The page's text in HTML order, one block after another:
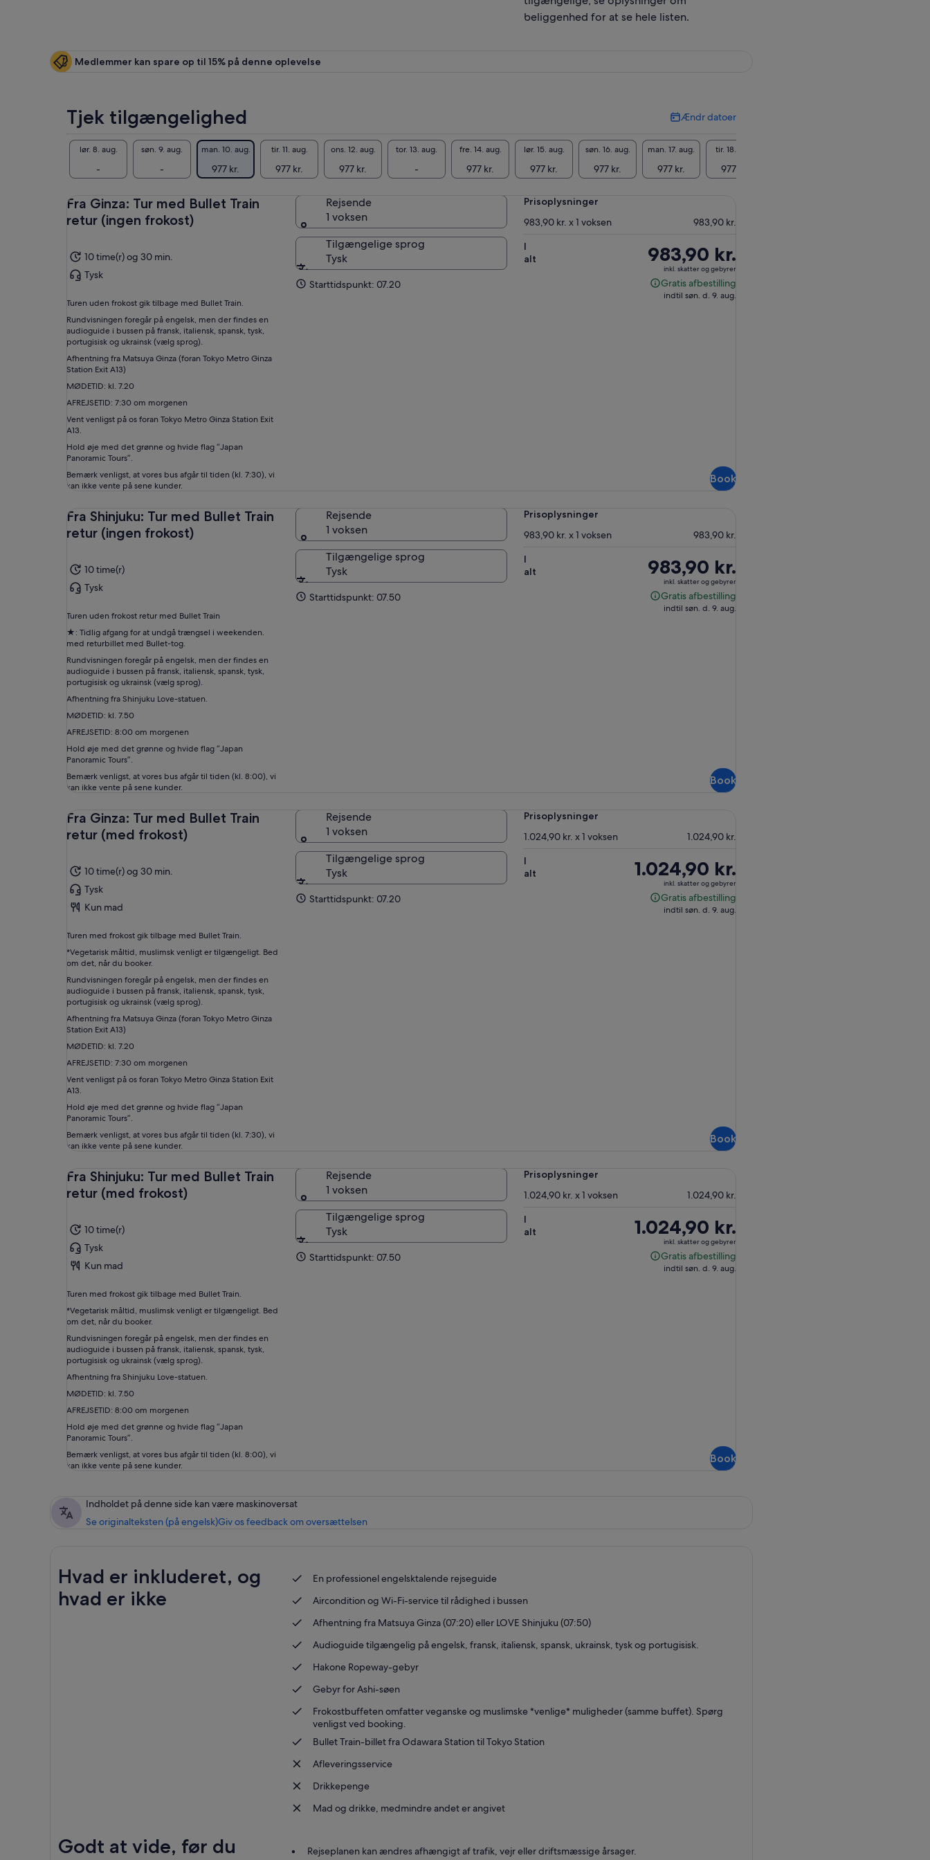
beliggenhed for at se hele listen.
Medlemmer kan spare op til 15% på denne oplevelse
Tjek tilgængelighed Ændr datoer
Ændr
lør. 8. aug.
-
søn. 9. aug.
-
man. 10. aug.
977 kr.
tir. 11. aug.
977 kr.
ons. 12. aug.
977 kr.
tor. 13. aug.
-
fre. 14. aug.
977 kr.
lør. 15. aug.
977 kr.
søn. 16. aug.
977 kr.
man. 17. aug.
977 kr.
tir. 18. aug.
977 kr.
Fra Ginza: Tur med Bullet Train
retur (ingen frokost)
10 time(r) og 30 min.
Tysk
Turen uden frokost gik tilbage med Bullet Train.
Rundvisningen foregår på engelsk, men der findes en
audioguide i bussen på fransk, italiensk, spansk, tysk,
portugisisk og ukrainsk (vælg sprog).
Afhentning fra Matsuya Ginza (foran Tokyo Metro Ginza
Station Exit A13)
MØDETID: kl. 7.20
AFREJSETID: 7:30 om morgenen
Vent venligst på os foran Tokyo Metro Ginza Station Exit
A13.
Hold øje med det grønne og hvide flag “Japan
Panoramic Tours”.
Bemærk venligst, at vores bus afgår til tiden (kl. 7:30), vi
kan ikke vente på sene kunder.
Rejsende
1 voksen
Tilgængelige sprog
Tysk
Starttidspunkt: 07.20
Prisoplysninger
983,90 kr. x 1 voksen
983,90 kr.
I
alt
Prisen
er
983,90 kr.
983,90 kr.
inkl. skatter og gebyrer
Gratis afbestilling
Gratis
indtil søn. d. 9. aug.
Book
Fra Shinjuku: Tur med Bullet Train
retur (ingen frokost)
10 time(r)
Tysk
Turen uden frokost retur med Bullet Train
★: Tidlig afgang for at undgå trængsel i weekenden.
med returbillet med Bullet-tog.
Rundvisningen foregår på engelsk, men der findes en
audioguide i bussen på fransk, italiensk, spansk, tysk,
portugisisk og ukrainsk (vælg sprog).
Afhentning fra Shinjuku Love-statuen.
MØDETID: kl. 7.50
AFREJSETID: 8:00 om morgenen
Hold øje med det grønne og hvide flag “Japan
Panoramic Tours”.
Bemærk venligst, at vores bus afgår til tiden (kl. 8:00), vi
kan ikke vente på sene kunder.
Rejsende
1 voksen
Tilgængelige sprog
Tysk
Starttidspunkt: 07.50
Prisoplysninger
983,90 kr. x 1 voksen
983,90 kr.
I
alt
Prisen
er
983,90 kr.
983,90 kr.
inkl. skatter og gebyrer
Gratis afbestilling
Gratis
indtil søn. d. 9. aug.
Book
Fra Ginza: Tur med Bullet Train
retur (med frokost)
10 time(r) og 30 min.
Tysk
Kun mad
Turen med frokost gik tilbage med Bullet Train.
*Vegetarisk måltid, muslimsk venligt er tilgængeligt. Bed
om det, når du booker.
Rundvisningen foregår på engelsk, men der findes en
audioguide i bussen på fransk, italiensk, spansk, tysk,
portugisisk og ukrainsk (vælg sprog).
Afhentning fra Matsuya Ginza (foran Tokyo Metro Ginza
Station Exit A13)
MØDETID: kl. 7.20
AFREJSETID: 7:30 om morgenen
Vent venligst på os foran Tokyo Metro Ginza Station Exit
A13.
Hold øje med det grønne og hvide flag “Japan
Panoramic Tours”.
Bemærk venligst, at vores bus afgår til tiden (kl. 7:30), vi
kan ikke vente på sene kunder.
Rejsende
1 voksen
Tilgængelige sprog
Tysk
Starttidspunkt: 07.20
Prisoplysninger
1.024,90 kr. x 1 voksen
1.024,90 kr.
I
alt
Prisen
er
1.024,90 kr.
1.024,90 kr.
inkl. skatter og gebyrer
Gratis afbestilling
Gratis
indtil søn. d. 9. aug.
Book
Fra Shinjuku: Tur med Bullet Train
retur (med frokost)
10 time(r)
Tysk
Kun mad
Turen med frokost gik tilbage med Bullet Train.
*Vegetarisk måltid, muslimsk venligt er tilgængeligt. Bed
om det, når du booker.
Rundvisningen foregår på engelsk, men der findes en
audioguide i bussen på fransk, italiensk, spansk, tysk,
portugisisk og ukrainsk (vælg sprog).
Afhentning fra Shinjuku Love-statuen.
MØDETID: kl. 7.50
AFREJSETID: 8:00 om morgenen
Hold øje med det grønne og hvide flag “Japan
Panoramic Tours”.
Bemærk venligst, at vores bus afgår til tiden (kl. 8:00), vi
kan ikke vente på sene kunder.
Rejsende
1 voksen
Tilgængelige sprog
Tysk
Starttidspunkt: 07.50
Prisoplysninger
1.024,90 kr. x 1 voksen
1.024,90 kr.
I
alt
Prisen
er
1.024,90 kr.
1.024,90 kr.
inkl. skatter og gebyrer
Gratis afbestilling
Gratis
indtil søn. d. 9. aug.
Book
Indholdet på denne side kan være maskinoversat
Se originalteksten (på engelsk)Giv os feedback om oversættelsenÅbner
Hvad er inkluderet, og
hvad er ikke
En professionel engelsktalende rejseguide
Aircondition og Wi-Fi-service til rådighed i bussen
Afhentning fra Matsuya Ginza (07:20) eller LOVE Shinjuku (07:50)
Audioguide tilgængelig på engelsk, fransk, italiensk, spansk, ukrainsk, tysk og portugisisk.
Hakone Ropeway-gebyr
Gebyr for Ashi-søen
Frokostbuffeten omfatter veganske og muslimske *venlige* muligheder (samme buffet). Spørg
venligst ved booking.
Bullet Train-billet fra Odawara Station til Tokyo Station
Afleveringsservice
Drikkepenge
Mad og drikke, medmindre andet er angivet
Godt at vide, før du
Rejseplanen kan ændres afhængigt af trafik, vejr eller driftsmæssige årsager.